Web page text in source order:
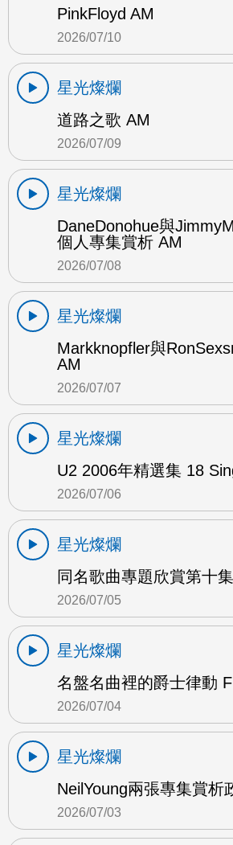
PinkFloyd AM
2026/07/10
星光燦爛
道路之歌 AM
2026/07/09
星光燦爛
DaneDonohue與
個人專集賞析 AM
2026/07/08
星光燦爛
Markknopfler與
AM
2026/07/07
星光燦爛
U2 2006年精選集 18
2026/07/06
星光燦爛
同名歌曲專題欣賞第十
2026/07/05
星光燦爛
名盤名曲裡的爵士律動
2026/07/04
星光燦爛
NeilYoung兩張專集賞析
2026/07/03